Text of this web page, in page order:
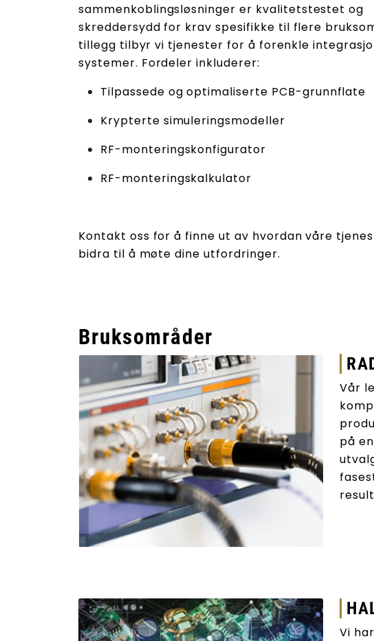
sammenkoblingsløsninger er kvalitetstestet og
skreddersydd for krav spesifikke til flere
tillegg tilbyr vi tjenester for å forenkle
systemer. Fordeler inkluderer:
Tilpassede og optimaliserte PCB-grunnflate
Krypterte simuleringsmodeller
RF-monteringskonfigurator
RF-monteringskalkulator
Kontakt oss for å finne ut av hvordan våre
bidra til å møte dine utfordringer.
Bruksområder
Vår
på
Vi